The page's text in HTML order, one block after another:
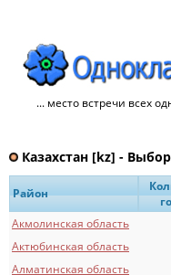
... место встречи всех
Казахстан [kz] -
Район
Акмолинская область
Актюбинская область
Алматинская область